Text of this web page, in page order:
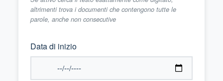
altrimenti trova i documenti che contengono tutte le
parole, anche non consecutive
Data di inizio